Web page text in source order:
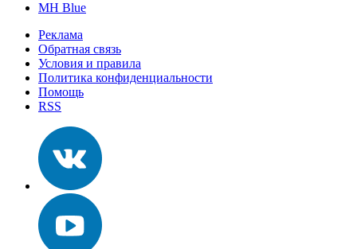
MH Blue
Реклама
Обратная связь
Условия и правила
Политика конфиденциальности
Помощь
RSS